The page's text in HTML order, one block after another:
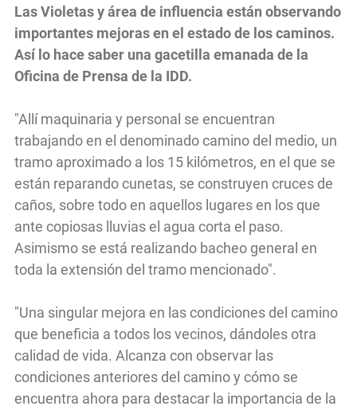
Las Violetas y área de influencia están observando
importantes mejoras en el estado de los caminos.
Así lo hace saber una gacetilla emanada de la
Oficina de Prensa de la IDD.
"Allí maquinaria y personal se encuentran
trabajando en el denominado camino del medio, un
tramo aproximado a los 15 kilómetros, en el que se
están reparando cunetas, se construyen cruces de
caños, sobre todo en aquellos lugares en los que
ante copiosas lluvias el agua corta el paso.
Asimismo se está realizando bacheo general en
toda la extensión del tramo mencionado".
"Una singular mejora en las condiciones del camino
que beneficia a todos los vecinos, dándoles otra
calidad de vida. Alcanza con observar las
condiciones anteriores del camino y cómo se
encuentra ahora para destacar la importancia de la